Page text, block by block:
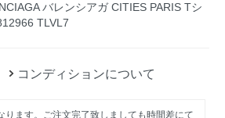
バレンシアガ CITIES PARIS Tシ
TLVL7
コンディションについて
ます。ご注文完了致しましても時間差にて